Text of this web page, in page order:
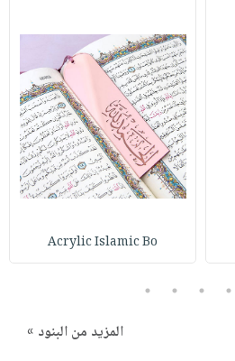
Acrylic Islamic Bo
2
3
4
5
المزيد من البنود »